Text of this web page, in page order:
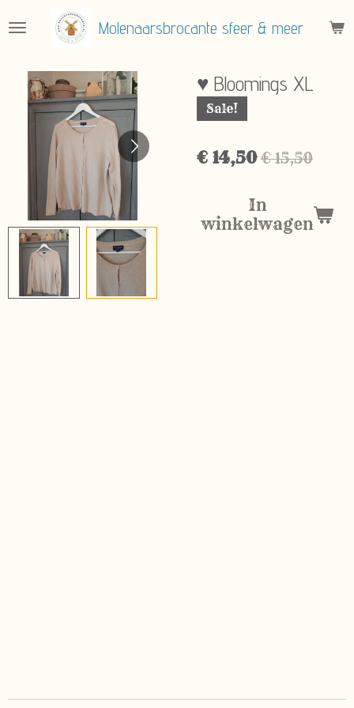
direct
hoofdinhoud
Molenaarsbrocante sfeer & meer
♥ Bloomings XL
Sale!
€ 14,50€ 15,50
In
winkelwagen